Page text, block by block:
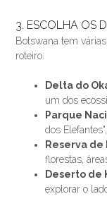
3. ESCOLHA OS
Botswana tem
roteiro:
Delta do
um dos
Parque
dos
Reserva de
florestas,
Deserto de
explorar o